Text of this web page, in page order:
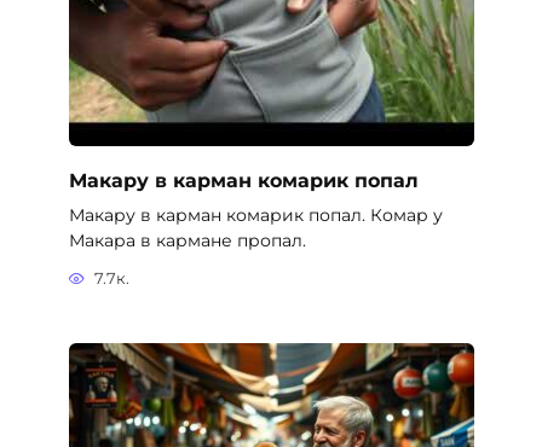
Макару в карман комарик попал
Макару в карман комарик попал. Комар у
Макара в кармане пропал.
7.7к.